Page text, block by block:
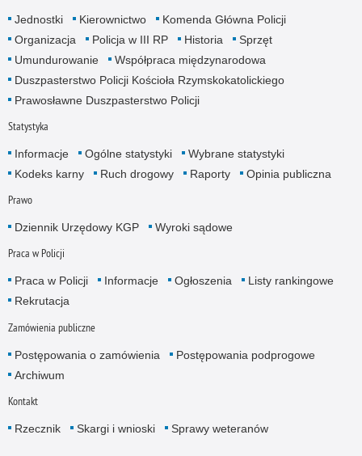
Jednostki Kierownictwo
Komenda Główna Policji
Organizacja
Policja w III RP Historia
Sprzęt
Umundurowanie
Współpraca międzynarodowa
Duszpasterstwo Policji Kościoła Rzymskokatolickiego
Prawosławne Duszpasterstwo Policji
Statystyka
Informacje Ogólne statystyki
Wybrane statystyki
Kodeks karny
Ruch drogowy Raporty Opinia publiczna
Prawo
Dziennik Urzędowy KGP Wyroki sądowe
Praca w Policji
Praca w Policji Informacje Ogłoszenia
Listy rankingowe
Rekrutacja
Zamówienia publiczne
Postępowania o zamówienia
Postępowania podprogowe
Archiwum
Kontakt
Rzecznik Skargi i wnioski Sprawy weteranów